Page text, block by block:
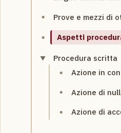
Prove e mezzi di
Aspetti
Procedura scritta
Azione in
Azione di
Azione di